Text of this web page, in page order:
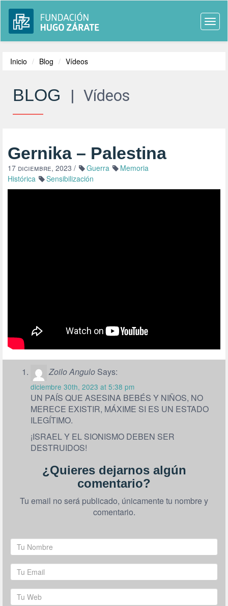
Inicio Blog Vídeos
BLOG | Vídeos
Gernika – Palestina
17 diciembre, 2023 / Guerra
Memoria
Histórica
Sensibilización
Zoilo Angulo Says:
diciembre 30th, 2023 at 5:38 pm
UN PAÍS QUE ASESINA BEBÉS Y NIÑOS, NO
MERECE EXISTIR, MÁXIME SI ES UN ESTADO
ILEGÍTIMO.
¡ISRAEL Y EL SIONISMO DEBEN SER
DESTRUIDOS!
¿Quieres dejarnos algún
comentario?
Tu email no será publicado, únicamente tu nombre y
comentario.